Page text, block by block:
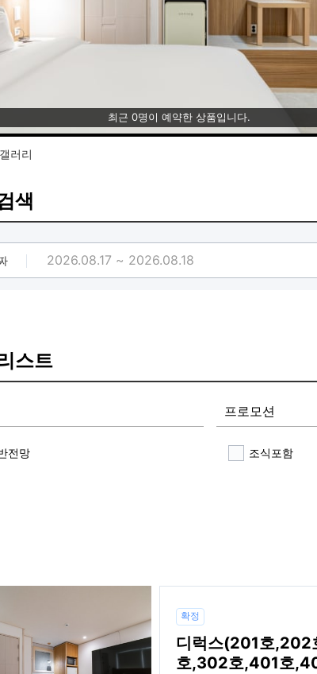
최근 0명이 예약한 상품입니다.
러리
색
스트
전망
프로모션
조식포함
확정
디럭스(201호,202
호,302호,401호